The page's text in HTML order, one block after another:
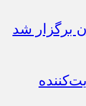
برگزار شد